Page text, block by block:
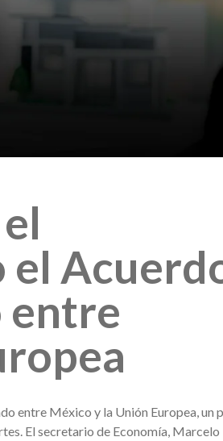
el
entre
entre México y la Unión Europea, un
El secretario de Economía, Marcelo